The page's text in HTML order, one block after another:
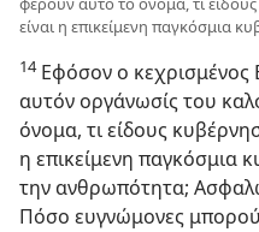
είναι η επικείμενη παγκόσμια
14Εφόσον ο κεχρισμένος
αυτόν οργάνωσίς του
όνομα, τι είδους
η επικείμενη παγκόσμια
την ανθρωπότητα;
Πόσο ευγνώμονες